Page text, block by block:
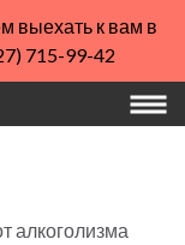
выехать к вам в
715-99-42
алкоголизма